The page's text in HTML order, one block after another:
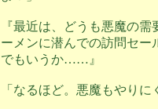
『最近は、どうも悪魔の
ーメンに潜んでの訪問セー
でもいうか……』
「なるほど。悪魔もやりに